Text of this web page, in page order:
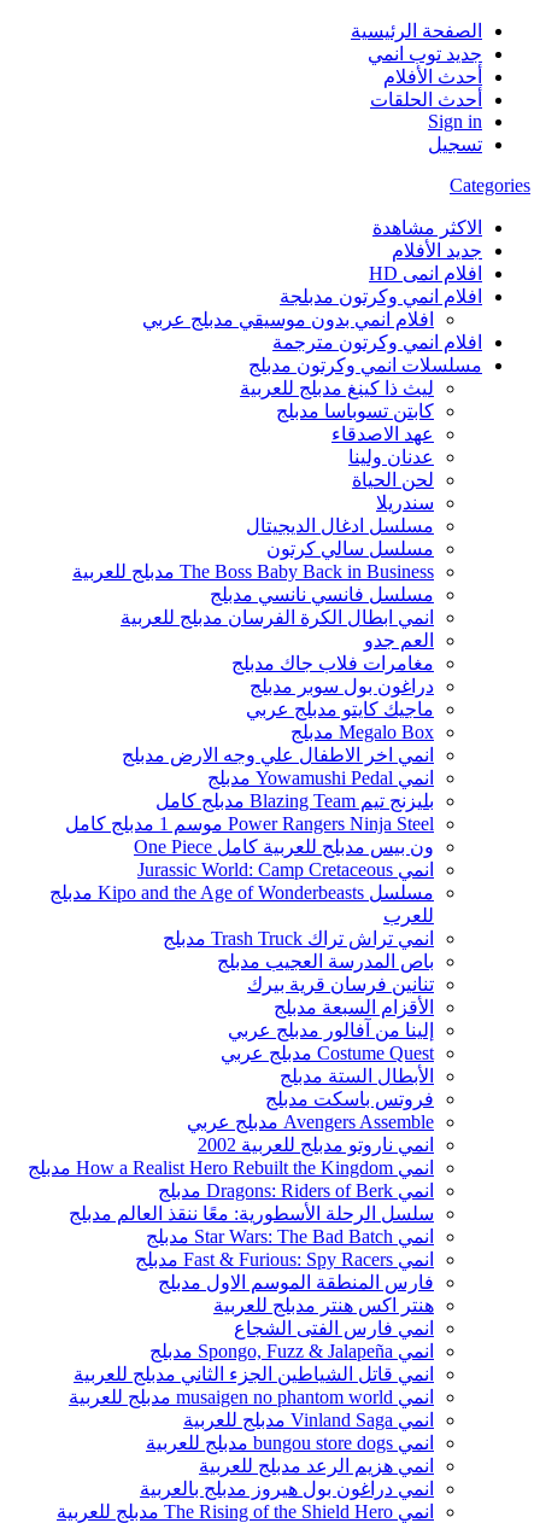
الصفحة الرئيسية
جديد توب انمي
أحدث الأفلام
أحدث الحلقات
Sign in
تسجيل
Categories
الاكثر مشاهدة
جديد الأفلام
افلام انمى HD
افلام انمي وكرتون مدبلجة
افلام انمي بدون موسيقي مدبلج عربي
افلام انمي وكرتون مترجمة
مسلسلات انمي وكرتون مدبلج
ليث ذا كينغ مدبلج للعربية
كابتن تسوباسا مدبلج
عهد الاصدقاء
عدنان ولينا
لحن الحياة
سندريلا
مسلسل ادغال الديجيتال
مسلسل سالي كرتون
The Boss Baby Back in Business مدبلج للعربية
مسلسل فانسي نانسي مدبلج
انمي ابطال الكرة الفرسان مدبلج للعربية
العم جدو
مغامرات فلاب جاك مدبلج
دراغون بول سوبر مدبلج
ماجيك كايتو مدبلج عربي
Megalo Box مدبلج
انمي اخر الاطفال علي وجه الارض مدبلج
انمي Yowamushi Pedal مدبلج
بليزنج تيم Blazing Team مدبلج كامل
Power Rangers Ninja Steel موسم 1 مدبلج كامل
ون بيس مدبلج للعربية كامل One Piece
انمي Jurassic World: Camp Cretaceous
مسلسل Kipo and the Age of Wonderbeasts مدبلج
للعرب
انمي تراش تراك Trash Truck مدبلج
باص المدرسة العجيب مدبلج
تنانين فرسان قرية بيرك
الأقزام السبعة مدبلج
إلينا من آفالور مدبلج عربي
Costume Quest مدبلج عربي
الأبطال الستة مدبلج
فروتس باسكت مدبلج
Avengers Assemble مدبلج عربي
انمي ناروتو مدبلج للعربية 2002
انمي How a Realist Hero Rebuilt the Kingdom مدبلج
انمي Dragons: Riders of Berk مدبلج
سلسل الرحلة الأسطورية: ‏معًا ننقذ العالم مدبلج
انمي Star Wars: The Bad Batch مدبلج
انمي Fast & Furious: Spy Racers مدبلج
فارس المنطقة الموسم الاول مدبلج
هنتر اكس هنتر مدبلج للعربية
انمي فارس الفتى الشجاع
انمي Spongo, Fuzz & Jalapeña مدبلج
انمي قاتل الشياطين الجزء الثاني مدبلج للعربية
انمي musaigen no phantom world مدبلج للعربية
انمي Vinland Saga مدبلج للعربية
انمي bungou store dogs مدبلج للعربية
انمي هزيم الرعد مدبلج للعربية
انمي دراغون بول هيروز مدبلج بالعربية
انمي The Rising of the Shield Hero مدبلج للعربية